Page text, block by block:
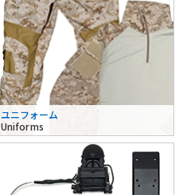
ユニフォーム
Uniforms